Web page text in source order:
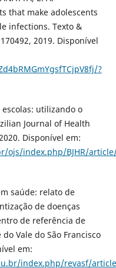
that make adolescents
infections. Texto &
2019. Disponível
?
escolas: utilizando o
Journal of Health
Disponível em:
ojs/index.php/BJHR/
saúde: relato de
de doenças
de referência de
Vale do São Francisco
em:
index.php/revasf/